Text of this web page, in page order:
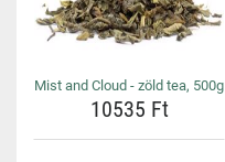
Mist and Cloud - zöld tea, 500g
10535 Ft